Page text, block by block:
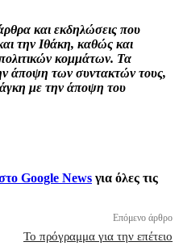
και εκδηλώσεις που
την Ιθάκη, καθώς και
κομμάτων. Τα
άποψη των συντακτών τους,
με την άποψη του
Google News για όλες τις
Επόμενο άρθρο
Το πρόγραμμα για την επέτειο